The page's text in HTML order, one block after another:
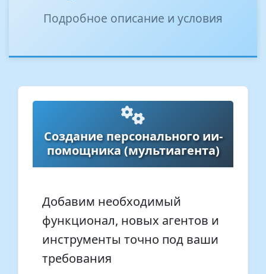
Подробное описание и условия
Создание персонального ии-
помощника (мультиагента)
Добавим необходимый
функционал, новых агентов и
инструменты точно под ваши
требования